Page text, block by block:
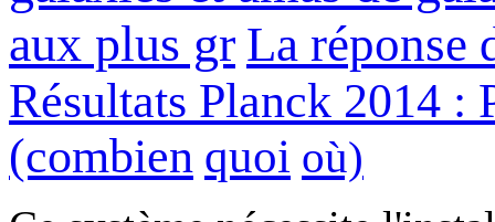
aux plus gr La réponse
Résultats Planck 2014 :
(combien quoi où)